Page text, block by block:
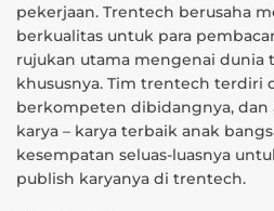
pekerjaan. Trentech berusaha
berkualitas untuk para
rujukan utama mengenai dunia
khususnya. Tim trentech terdiri
berkompeten dibidangnya, dan
karya – karya terbaik anak
kesempatan seluas-luasnya
publish karyanya di trentech.